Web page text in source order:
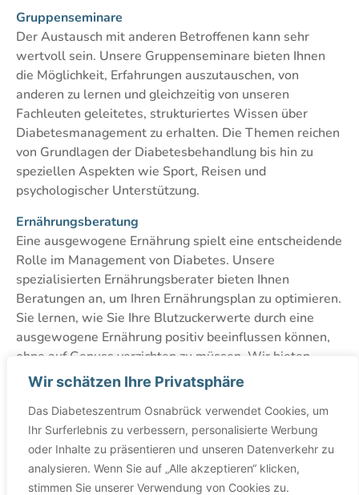
Wir schätzen Ihre Privatsphäre
Das Diabeteszentrum Osnabrück verwendet Cookies, um
Ihr Surferlebnis zu verbessern, personalisierte Werbung
oder Inhalte zu präsentieren und unseren Datenverkehr zu
analysieren. Wenn Sie auf „Alle akzeptieren“ klicken,
stimmen Sie unserer Verwendung von Cookies zu.
Gruppenseminare
Der Austausch mit anderen Betroffenen kann sehr
wertvoll sein. Unsere Gruppenseminare bieten Ihnen
die Möglichkeit, Erfahrungen auszutauschen, von
anderen zu lernen und gleichzeitig von unseren
Fachleuten geleitetes, strukturiertes Wissen über
Diabetesmanagement zu erhalten. Die Themen reichen
von Grundlagen der Diabetesbehandlung bis hin zu
speziellen Aspekten wie Sport, Reisen und
psychologischer Unterstützung.
Ernährungsberatung
Eine ausgewogene Ernährung spielt eine entscheidende
Rolle im Management von Diabetes. Unsere
spezialisierten Ernährungsberater bieten Ihnen
Beratungen an, um Ihren Ernährungsplan zu optimieren.
Sie lernen, wie Sie Ihre Blutzuckerwerte durch eine
ausgewogene Ernährung positiv beeinflussen können,
ohne auf Genuss verzichten zu müssen. Wir bieten
sowohl Einzelberatungen als auch Gruppenworkshops
zu verschiedenen Ernährungsthemen an.